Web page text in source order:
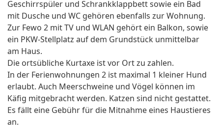
Geschirrspüler und Schrankklappbett sowie ein Bad
mit Dusche und WC gehören ebenfalls zur Wohnung.
Zur Fewo 2 mit TV und WLAN gehört ein Balkon, sowie
ein PKW-Stellplatz auf dem Grundstück unmittelbar
am Haus.
Die ortsübliche Kurtaxe ist vor Ort zu zahlen.
In der Ferienwohnungen 2 ist maximal 1 kleiner Hund
erlaubt. Auch Meerschweine und Vögel können im
Käfig mitgebracht werden. Katzen sind nicht gestattet.
Es fällt eine Gebühr für die Mitnahme eines Haustieres
an.